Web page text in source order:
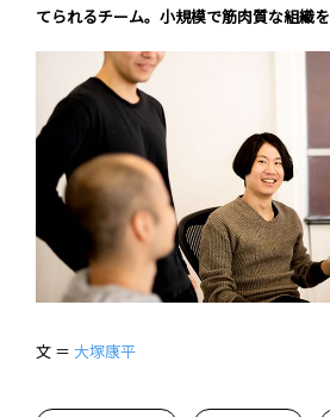
てられるチーム。小規模で筋肉質な組織
文 ＝ 大塚康平